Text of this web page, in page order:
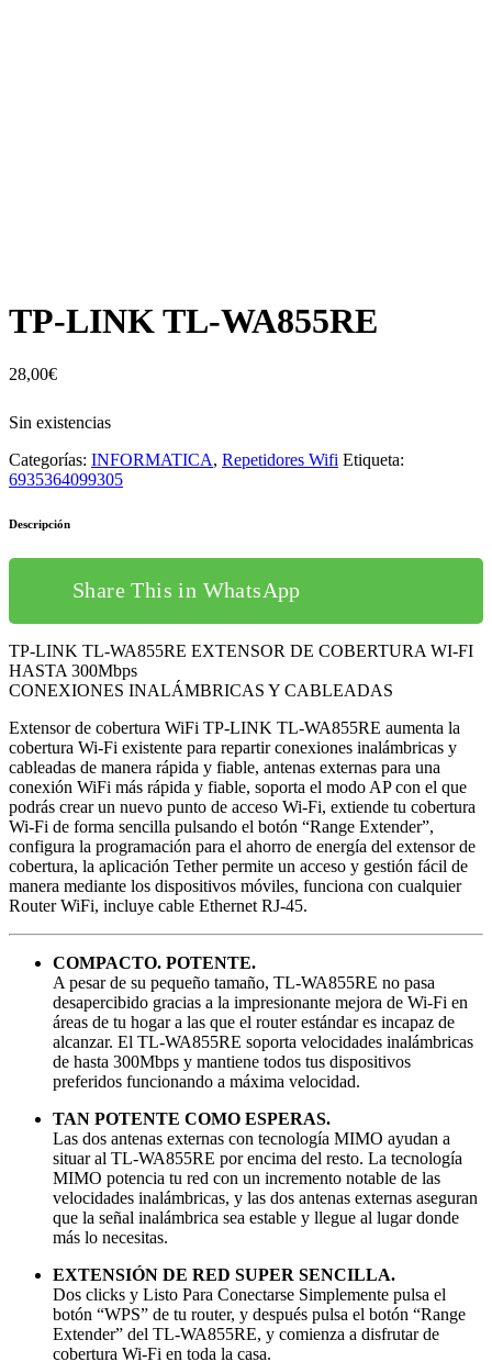
TP-LINK TL-WA855RE
28,00€
Sin existencias
Categorías: INFORMATICA, Repetidores Wifi Etiqueta:
6935364099305
Descripción
Share This in WhatsApp
TP-LINK TL-WA855RE EXTENSOR DE COBERTURA WI-FI
HASTA 300Mbps
CONEXIONES INALÁMBRICAS Y CABLEADAS
Extensor de cobertura WiFi TP-LINK TL-WA855RE aumenta la
cobertura Wi-Fi existente para repartir conexiones inalámbricas y
cableadas de manera rápida y fiable, antenas externas para una
conexión WiFi más rápida y fiable, soporta el modo AP con el que
podrás crear un nuevo punto de acceso Wi-Fi, extiende tu cobertura
Wi-Fi de forma sencilla pulsando el botón “Range Extender”,
configura la programación para el ahorro de energía del extensor de
cobertura, la aplicación Tether permite un acceso y gestión fácil de
manera mediante los dispositivos móviles, funciona con cualquier
Router WiFi, incluye cable Ethernet RJ-45.
COMPACTO. POTENTE.
A pesar de su pequeño tamaño, TL-WA855RE no pasa
desapercibido gracias a la impresionante mejora de Wi-Fi en
áreas de tu hogar a las que el router estándar es incapaz de
alcanzar. El TL-WA855RE soporta velocidades inalámbricas
de hasta 300Mbps y mantiene todos tus dispositivos
preferidos funcionando a máxima velocidad.
TAN POTENTE COMO ESPERAS.
Las dos antenas externas con tecnología MIMO ayudan a
situar al TL-WA855RE por encima del resto. La tecnología
MIMO potencia tu red con un incremento notable de las
velocidades inalámbricas, y las dos antenas externas aseguran
que la señal inalámbrica sea estable y llegue al lugar donde
más lo necesitas.
EXTENSIÓN DE RED SUPER SENCILLA.
Dos clicks y Listo Para Conectarse Simplemente pulsa el
botón “WPS” de tu router, y después pulsa el botón “Range
Extender” del TL-WA855RE, y comienza a disfrutar de
cobertura Wi-Fi en toda la casa.